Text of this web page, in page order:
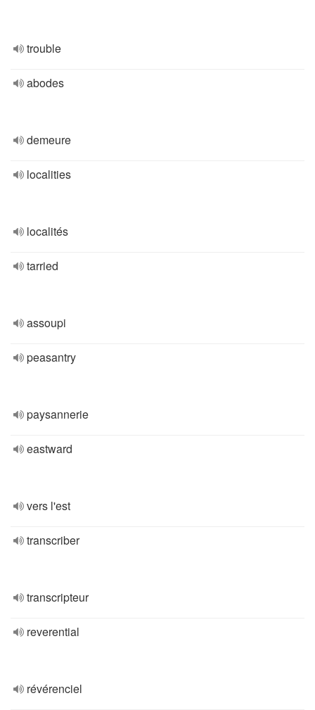
trouble
abodes
demeure
localities
localités
tarried
assoupi
peasantry
paysannerie
eastward
vers l'est
transcriber
transcripteur
reverential
révérenciel